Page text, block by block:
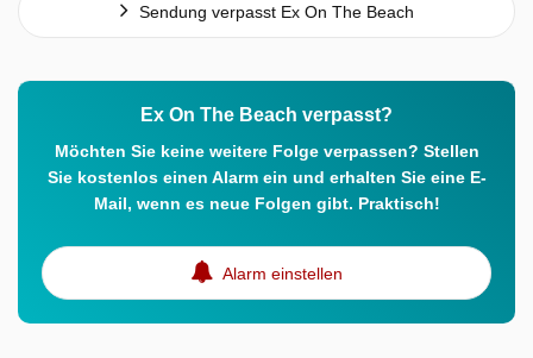
Sendung verpasst Ex On The Beach
Ex On The Beach verpasst?
Möchten Sie keine weitere Folge verpassen? Stellen
Sie kostenlos einen Alarm ein und erhalten Sie eine E-
Mail, wenn es neue Folgen gibt. Praktisch!
Alarm einstellen